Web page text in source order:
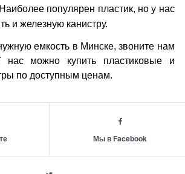
популярен пластик, но у нас
и железную канистру.
емкость в Минске, звоните нам
нас можно купить пластиковые и
по доступным ценам.
Мы в Facebook